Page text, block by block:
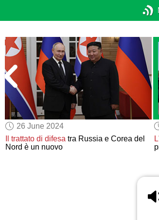
26 June 2024
Il trattato di difesa tra Russia e Corea del
Nord è un nuovo